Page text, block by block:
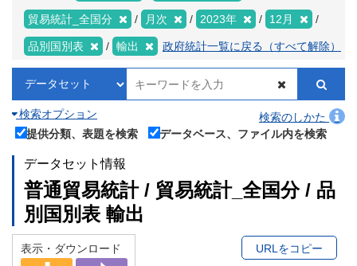
貿易統計_全国分 月次 2023年 12月
品別国別表 輸出 政府統計一覧に戻る（すべて解除）
検索オプション
検索のしかた
提供分類、表題を検索
データベース、ファイル内を検索
データセット情報
普通貿易統計 / 貿易統計_全国分 / 品
別国別表 輸出
表示・ダウンロード URLをコピー